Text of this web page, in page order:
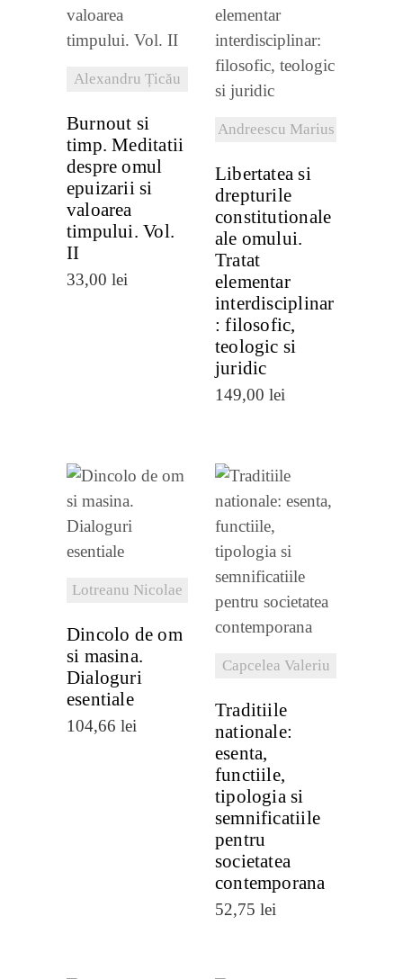
Alexandru Țicău
DETALII
Burnout si
timp. Meditatii
despre omul
epuizarii si
valoarea
timpului. Vol.
II
33,00 lei
Andreescu Marius
DETALII
Libertatea si
drepturile
constitutionale
ale omului.
Tratat
elementar
interdisciplinar
: filosofic,
teologic si
juridic
149,00 lei
Lotreanu Nicolae
DETALII
Dincolo de om
si masina.
Dialoguri
esentiale
104,66 lei
Capcelea Valeriu
VEZI
DETALII
Traditiile
nationale:
esenta,
functiile,
tipologia si
semnificatiile
pentru
societatea
contemporana
52,75 lei